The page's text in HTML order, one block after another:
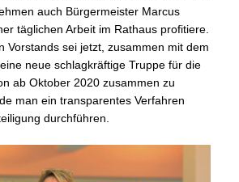
auch Bürgermeister Marcus
täglichen Arbeit im Rathaus profitiere.
Vorstands sei jetzt, zusammen mit dem
neue schlagkräftige Truppe für die
ab Oktober 2020 zusammen zu
man ein transparentes Verfahren
durchführen.